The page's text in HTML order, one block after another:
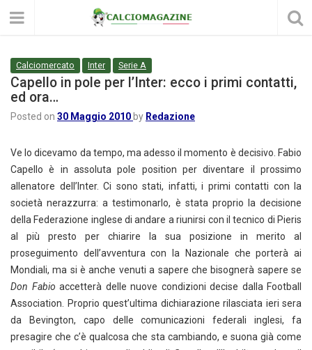
Calciomercato Inter Serie A
Capello in pole per l’Inter: ecco i primi contatti,
ed ora…
Posted on 30 Maggio 2010 by Redazione
Ve lo dicevamo da tempo, ma adesso il momento è decisivo. Fabio
Capello è in assoluta pole position per diventare il prossimo
allenatore dell’Inter. Ci sono stati, infatti, i primi contatti con la
società nerazzurra: a testimonarlo, è stata proprio la decisione
della Federazione inglese di andare a riunirsi con il tecnico di Pieris
al più presto per chiarire la sua posizione in merito al
proseguimento dell’avventura con la Nazionale che porterà ai
Mondiali, ma si è anche venuti a sapere che bisognerà sapere se
Don Fabio accetterà delle nuove condizioni decise dalla Football
Association. Proprio quest’ultima dichiarazione rilasciata ieri sera
da Bevington, capo delle comunicazioni federali inglesi, fa
presagire che c’è qualcosa che sta cambiando, e suona già come